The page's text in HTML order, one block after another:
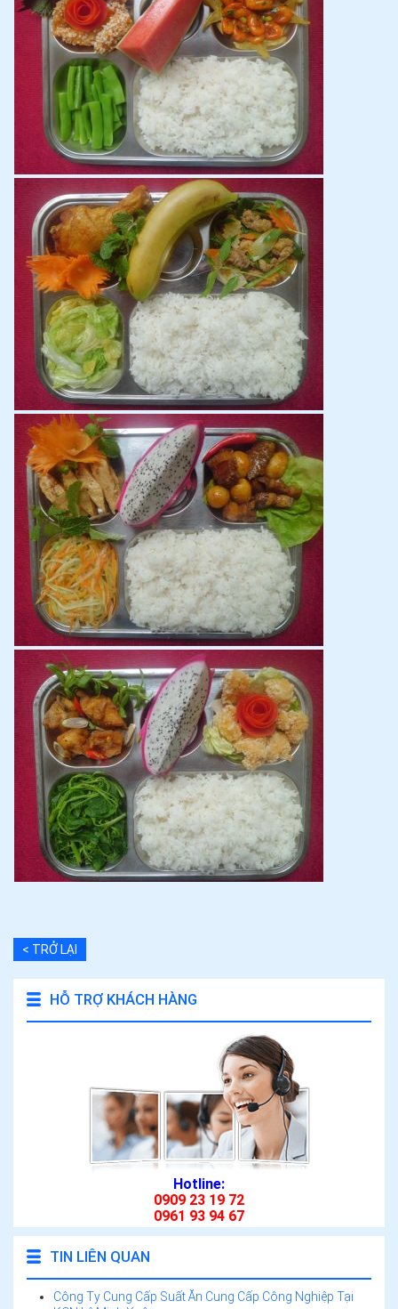
< TRỞ LẠI
HỖ TRỢ KHÁCH HÀNG
Hotline:
0909 23 19 72
0961 93 94 67
TIN LIÊN QUAN
Công Ty Cung Cấp Suất Ăn Cung Cấp Công Nghiệp Tại